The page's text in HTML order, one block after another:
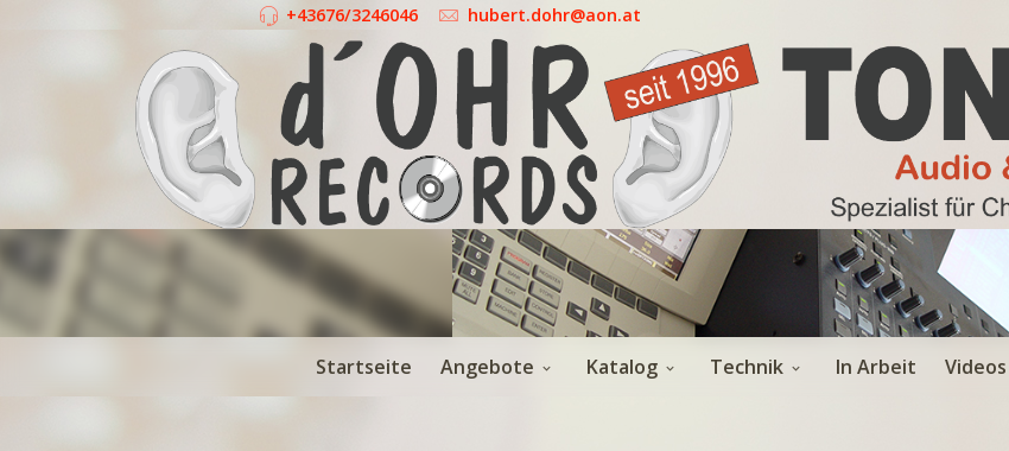
+43676/3246046 hubert.dohr@aon.at
Startseite Angebote Katalog Technik In Arbeit Videos